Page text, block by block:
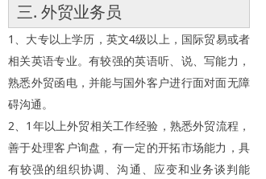
三. 外贸业务员
1、大专以上学历，英文4级以上，国际贸易或者
相关英语专业。有较强的英语听、说、写能力，
熟悉外贸函电，并能与国外客户进行面对面无障
碍沟通。
2、1年以上外贸相关工作经验，熟悉外贸流程，
善于处理客户询盘，有一定的开拓市场能力，具
有较强的组织协调、沟通、应变和业务谈判能